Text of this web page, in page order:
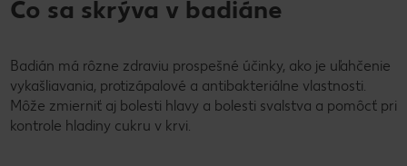
Čo sa skrýva v badiáne
Badián má rôzne zdraviu prospešné účinky, ako je uľahčenie
vykašliavania, protizápalové a antibakteriálne vlastnosti.
Môže zmierniť aj bolesti hlavy a bolesti svalstva a pomôcť pri
kontrole hladiny cukru v krvi.